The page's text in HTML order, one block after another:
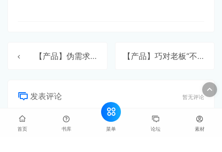
【产品】伪需求洞察 【产品】巧对老板“不靠谱”需求
发表评论 暂无评论
首页 书库 菜单 论坛 素材